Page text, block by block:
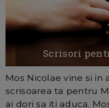
Scrisori
Mos Nicolae vine si in
scrisoarea ta pentru
ai dori sa iti aduca.